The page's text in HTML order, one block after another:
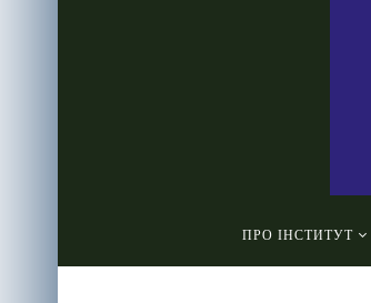
ПРО ІНСТИТУТ